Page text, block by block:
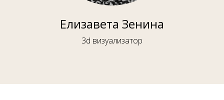
Елизавета Зенина
3d визуализатор